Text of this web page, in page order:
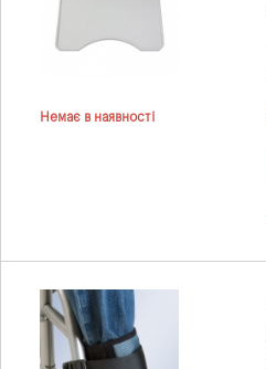
Немає в наявності